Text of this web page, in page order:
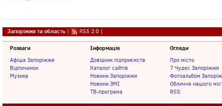
Запоріжжя та область | RSS 2.0 |
Розваги
Афіша Запоріжжя
Відпочинок
Музика
Інформація
Довідник підприємств
Каталог сайтів
Новини Запоріжжя
Новини ЗМІ
ТВ-програма
Огляди
Про місто
7 Чудес Запоріжжя
Фотоальбом
Обличчя нашого
RSS